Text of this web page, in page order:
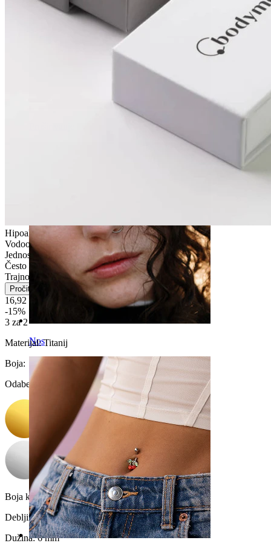
Nos
Hipoalergeno
Vodootporno
Jednostavno za upotrebu
Često nošenje
Trajno
Pročitaj više
16,92 €
-15%
3 za 2
Materijal:Titanij
Boja:
Odaberite Boja
Boja kamenčića:Prozirna
Debljina navoja:1,2 mm
Dužina:6 mm